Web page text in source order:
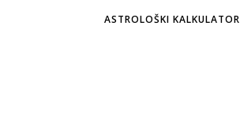
ASTROLOŠKI KALKULATOR